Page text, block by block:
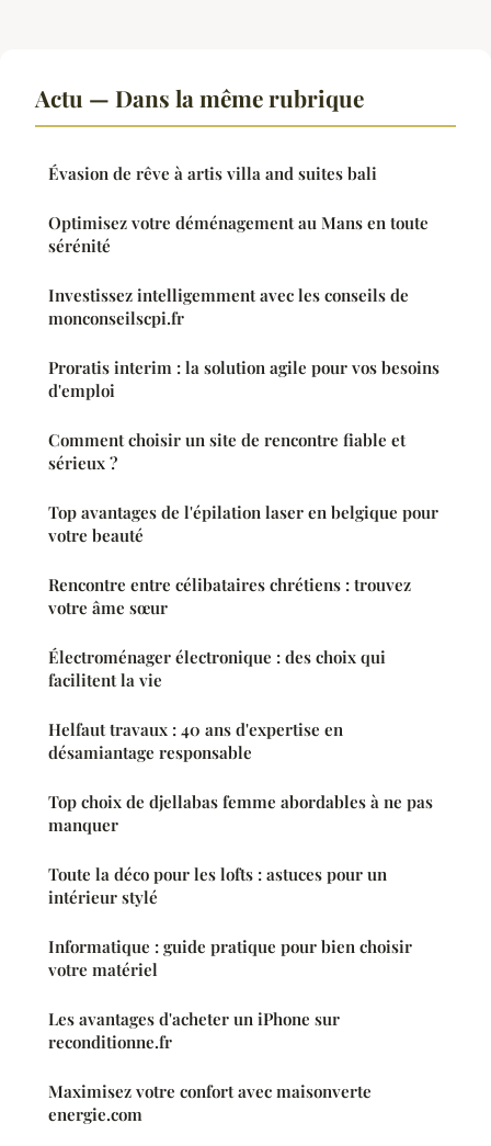
Actu — Dans la même rubrique
Évasion de rêve à artis villa and suites bali
Optimisez votre déménagement au Mans en toute
sérénité
Investissez intelligemment avec les conseils de
monconseilscpi.fr
Proratis interim : la solution agile pour vos besoins
d'emploi
Comment choisir un site de rencontre fiable et
sérieux ?
Top avantages de l'épilation laser en belgique pour
votre beauté
Rencontre entre célibataires chrétiens : trouvez
votre âme sœur
Électroménager électronique : des choix qui
facilitent la vie
Helfaut travaux : 40 ans d'expertise en
désamiantage responsable
Top choix de djellabas femme abordables à ne pas
manquer
Toute la déco pour les lofts : astuces pour un
intérieur stylé
Informatique : guide pratique pour bien choisir
votre matériel
Les avantages d'acheter un iPhone sur
reconditionne.fr
Maximisez votre confort avec maisonverte
energie.com